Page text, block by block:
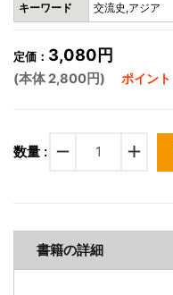
キーワード 交流史,アジア
定価： 3,080円
(本体 2,800円) ポイン
数量 : remove add
書籍の詳細